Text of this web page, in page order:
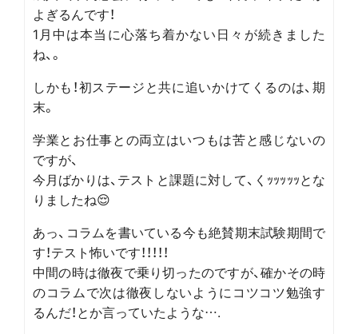
よぎるんです！
1月中は本当に心落ち着かない日々が続きました
ね、。
しかも！初ステージと共に追いかけてくるのは、期
末。
学業とお仕事との両立はいつもは苦と感じないの
ですが、
今月ばかりは、テストと課題に対して、くｯｯｯｯｯとな
りましたね😌
あっ、コラムを書いている今も絶賛期末試験期間で
す！テスト怖いです！！！！！
中間の時は徹夜で乗り切ったのですが、確かその時
のコラムで次は徹夜しないようにコツコツ勉強す
るんだ！とか言っていたような….